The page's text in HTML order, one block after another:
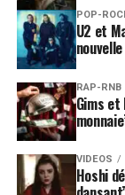
POP-
U2 et
RAP-RNB
Gims et
VIDEOS
Hoshi